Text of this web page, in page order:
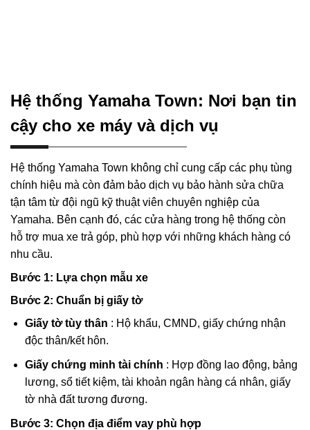
Hệ thống Yamaha Town: Nơi bạn tin
cậy cho xe máy và dịch vụ
Hệ thống Yamaha Town không chỉ cung cấp các phụ tùng
chính hiệu mà còn đảm bảo dịch vụ bảo hành sửa chữa
tận tâm từ đội ngũ kỹ thuật viên chuyên nghiệp của
Yamaha. Bên cạnh đó, các cửa hàng trong hệ thống còn
hỗ trợ mua xe trả góp, phù hợp với những khách hàng có
nhu cầu.
Bước 1: Lựa chọn mẫu xe
Bước 2: Chuẩn bị giấy tờ
Giấy tờ tùy thân : Hộ khẩu, CMND, giấy chứng nhận
độc thân/kết hôn.
Giấy chứng minh tài chính : Hợp đồng lao động, bảng
lương, sổ tiết kiệm, tài khoản ngân hàng cá nhân, giấy
tờ nhà đất tương đương.
Bước 3: Chọn địa điểm vay phù hợp